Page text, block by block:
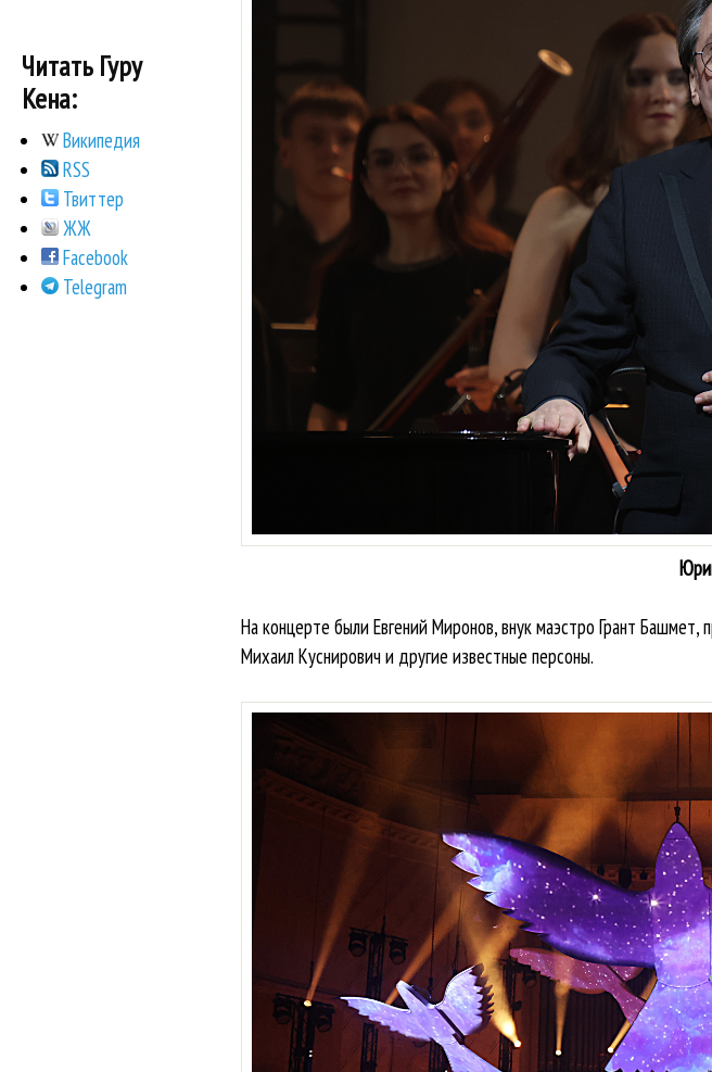
На концерте были Евгений Миронов, внук маэстро Грант
Михаил Куснирович и другие известные персоны.
Читать Гуру
Кена:
Википедия
RSS
Твиттер
ЖЖ
Facebook
Telegram